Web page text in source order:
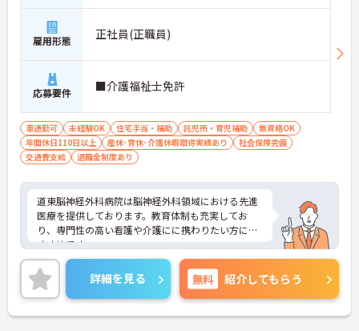
雇用形態 正社員(正職員)
応募要件 ■介護福祉士免許
車通勤可 未経験OK 住宅手当・補助 託児所・育児補助
無資格OK
年間休日110日以上
産休･育休･介護休暇取得実績あり
社会保険完備
交通費支給
退職金制度あり
道東脳神経外科病院は脳神経外科領域における先進
医療を提供しております。教育体制も充実してお
り、専門性の高い看護や介護にに携わりたい方にお
すすめです。
また、院内に託児所を完備しており、場合によって
は24時間対応も可能となっていますので小さなお子
様がいらっしゃる方にも優しい環境となっておりま
す。
ご興味のある方にはさらに詳細をお話いたしますの
詳細を見る 無料 紹介してもらう